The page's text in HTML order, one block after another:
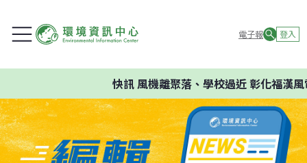
電子報 登入
快訊風機離聚落、學校過近 彰化福漢風